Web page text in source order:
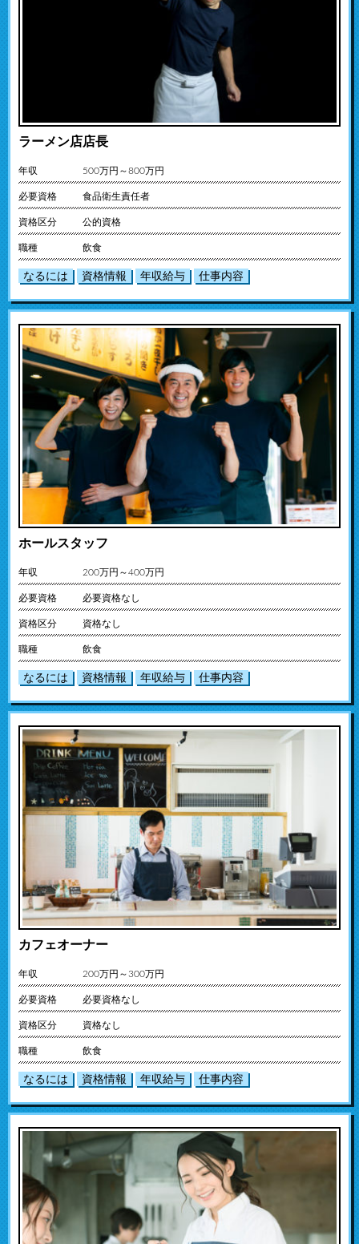
ラーメン店店長
年収 500万円～800万円
必要資格 食品衛生責任者
資格区分 公的資格
職種 飲食
なるには 資格情報 年収給与 仕事内容
ホールスタッフ
年収 200万円～400万円
必要資格 必要資格なし
資格区分 資格なし
職種 飲食
なるには 資格情報 年収給与 仕事内容
カフェオーナー
年収 200万円～300万円
必要資格 必要資格なし
資格区分 資格なし
職種 飲食
なるには 資格情報 年収給与 仕事内容